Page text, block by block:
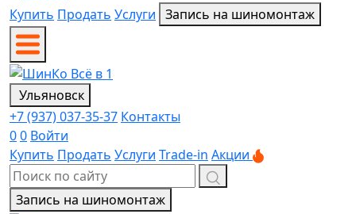
Купить Продать Услуги Запись на шиномонтаж
Ульяновск
+7 (937) 037-35-37 Контакты
00 Войти
Купить Продать Услуги Trade-in Акции
Запись на шиномонтаж